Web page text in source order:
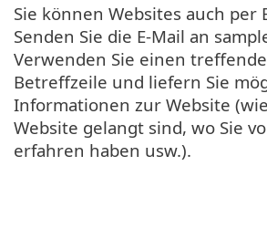
Sie können Websites auch per
Senden Sie die E-Mail an
Verwenden Sie einen
Betreffzeile und liefern Sie
Informationen zur Website
Website gelangt sind, wo Sie
erfahren haben usw.).